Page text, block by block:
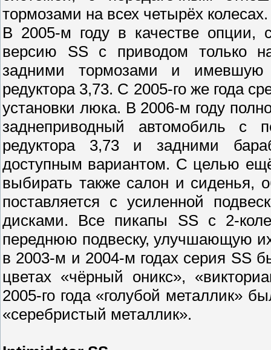
тормозами на всех четырёх колесах.
В 2005-м году в качестве
версию SS с приводом только
задними тормозами и имевшую
редуктора 3,73. С 2005-го же года
установки люка. В 2006-м году
заднеприводный автомобиль с
редуктора 3,73 и задними
доступным вариантом. С целью
выбирать также салон и сиденья,
поставляется с усиленной
дисками. Все пикапы SS с 2-
переднюю подвеску, улучшающую
в 2003-м и 2004-м годах серия SS
цветах «чёрный оникс»,
2005-го года «голубой металлик»
«серебристый металлик».